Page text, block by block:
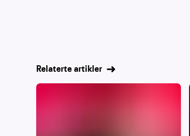
Relaterte artikler